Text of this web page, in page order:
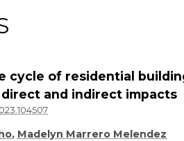
cycle of residential
and indirect impacts
, Madelyn Marrero Melendez